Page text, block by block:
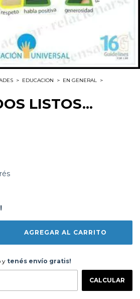
> EDUCACION > EN GENERAL >
LISTOS...
ytenés envío gratis!
CAMBIAR CP
y tenés envío gratis!
CALCULAR
ser feliz